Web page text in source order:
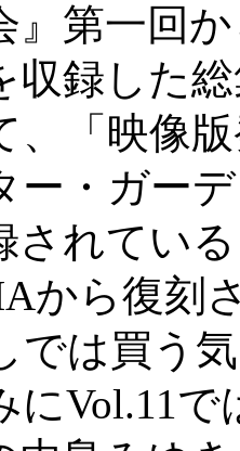
』第一回
収録した
、「映像
ー・ガー
されてい
から復刻
では買う
にVol.11